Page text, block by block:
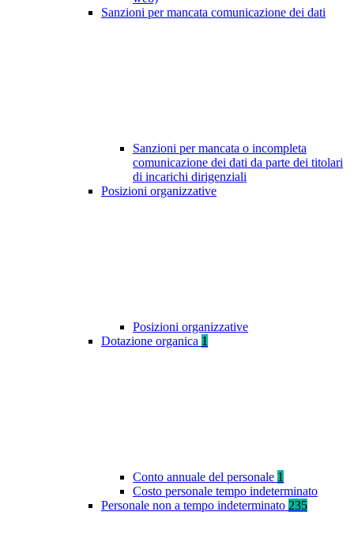
Sanzioni per mancata comunicazione dei dati
Sanzioni per mancata o incompleta
comunicazione dei dati da parte dei titolari
di incarichi dirigenziali
Posizioni organizzative
Posizioni organizzative
Dotazione organica 1
Conto annuale del personale 1
Costo personale tempo indeterminato
Personale non a tempo indeterminato 235